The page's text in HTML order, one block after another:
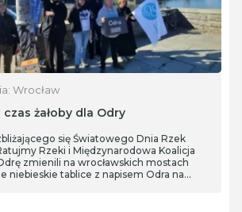
Wrocław
czas żałoby dla Odry
się Światowego Dnia Rzek
Rzeki i Międzynarodowa Koalicja
zmienili na wrocławskich mostach
niebieskie tablice z napisem Odra na